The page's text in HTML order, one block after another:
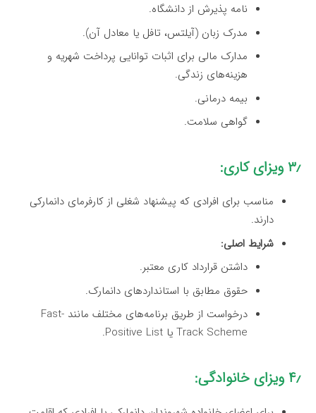
نامه پذیرش از دانشگاه.
مدرک زبان (آیلتس، تافل یا معادل آن).
مدارک مالی برای اثبات توانایی پرداخت شهریه و
هزینه‌های زندگی.
بیمه درمانی.
گواهی سلامت.
۳٫ ویزای کاری:
مناسب برای افرادی که پیشنهاد شغلی از کارفرمای دانمارکی
دارند.
شرایط اصلی:
داشتن قرارداد کاری معتبر.
حقوق مطابق با استانداردهای دانمارک.
درخواست از طریق برنامه‌های مختلف مانند Fast-
Track Scheme یا Positive List.
۴٫ ویزای خانوادگی: